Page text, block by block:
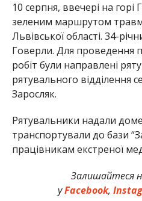
10 серпня, ввечері на горі
зеленим маршрутом
Львівської області. 34-
Говерли. Для проведення
робіт були направлені
рятувального відділення
Заросляк.
Рятувальники надали
транспортували до бази
працівникам екстреної
Залишайтеся
уFacebook,